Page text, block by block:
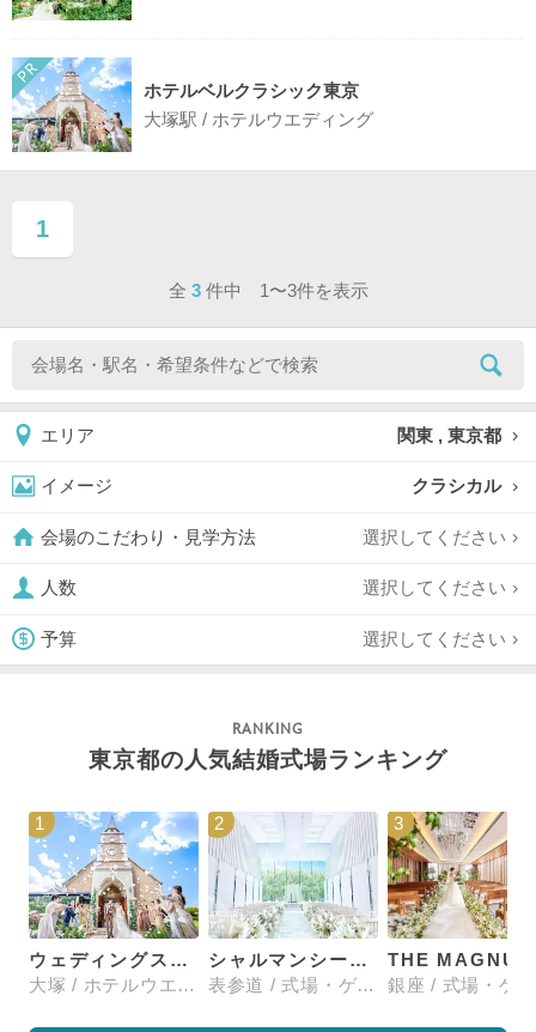
ホテルベルクラシック東京
大塚駅 / ホテルウエディング
1
ページ目
全 3 件中 1〜3件を表示
エリア 関東 , 東京都
イメージ クラシカル
会場のこだわり・見学方法 選択してください
人数 選択してください
予算 選択してください
東京都の人気結婚式場ランキング
1
ウェディングスホテル・ベルクラシック東京
大塚 / ホテルウエディング
2
シャルマンシーナTOKYO
表参道 / 式場・ゲストハウス
3